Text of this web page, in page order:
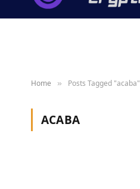
Home » Posts Tagged "acaba"
ACABA